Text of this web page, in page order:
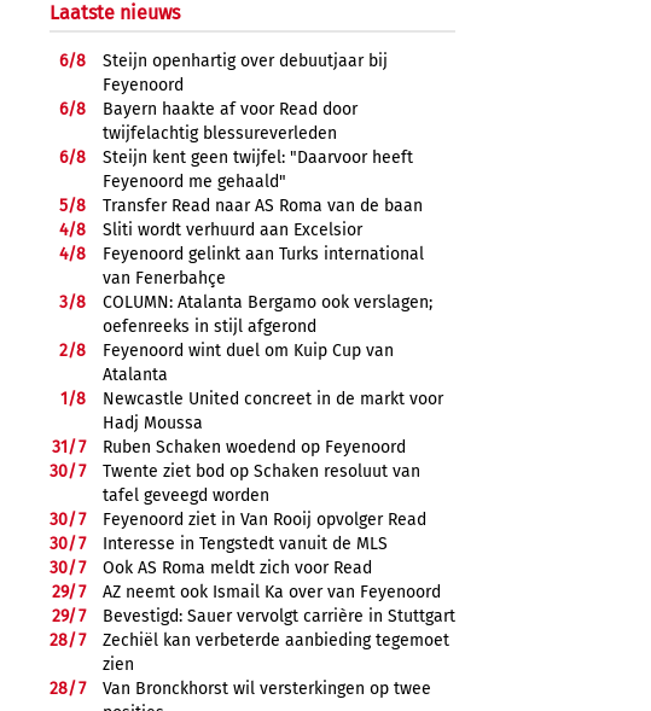
Laatste nieuws
6/8
Steijn openhartig over debuutjaar bij
Feyenoord
6/8
Bayern haakte af voor Read door
twijfelachtig blessureverleden
6/8
Steijn kent geen twijfel: "Daarvoor heeft
Feyenoord me gehaald"
5/8
Transfer Read naar AS Roma van de baan
4/8
Sliti wordt verhuurd aan Excelsior
4/8
Feyenoord gelinkt aan Turks international
van Fenerbahçe
3/8
COLUMN: Atalanta Bergamo ook verslagen;
oefenreeks in stijl afgerond
2/8
Feyenoord wint duel om Kuip Cup van
Atalanta
1/8
Newcastle United concreet in de markt voor
Hadj Moussa
31/7
Ruben Schaken woedend op Feyenoord
30/7
Twente ziet bod op Schaken resoluut van
tafel geveegd worden
30/7
Feyenoord ziet in Van Rooij opvolger Read
30/7
Interesse in Tengstedt vanuit de MLS
30/7
Ook AS Roma meldt zich voor Read
29/7
AZ neemt ook Ismail Ka over van Feyenoord
29/7
Bevestigd: Sauer vervolgt carrière in Stuttgart
28/7
Zechiël kan verbeterde aanbieding tegemoet
zien
28/7
Van Bronckhorst wil versterkingen op twee